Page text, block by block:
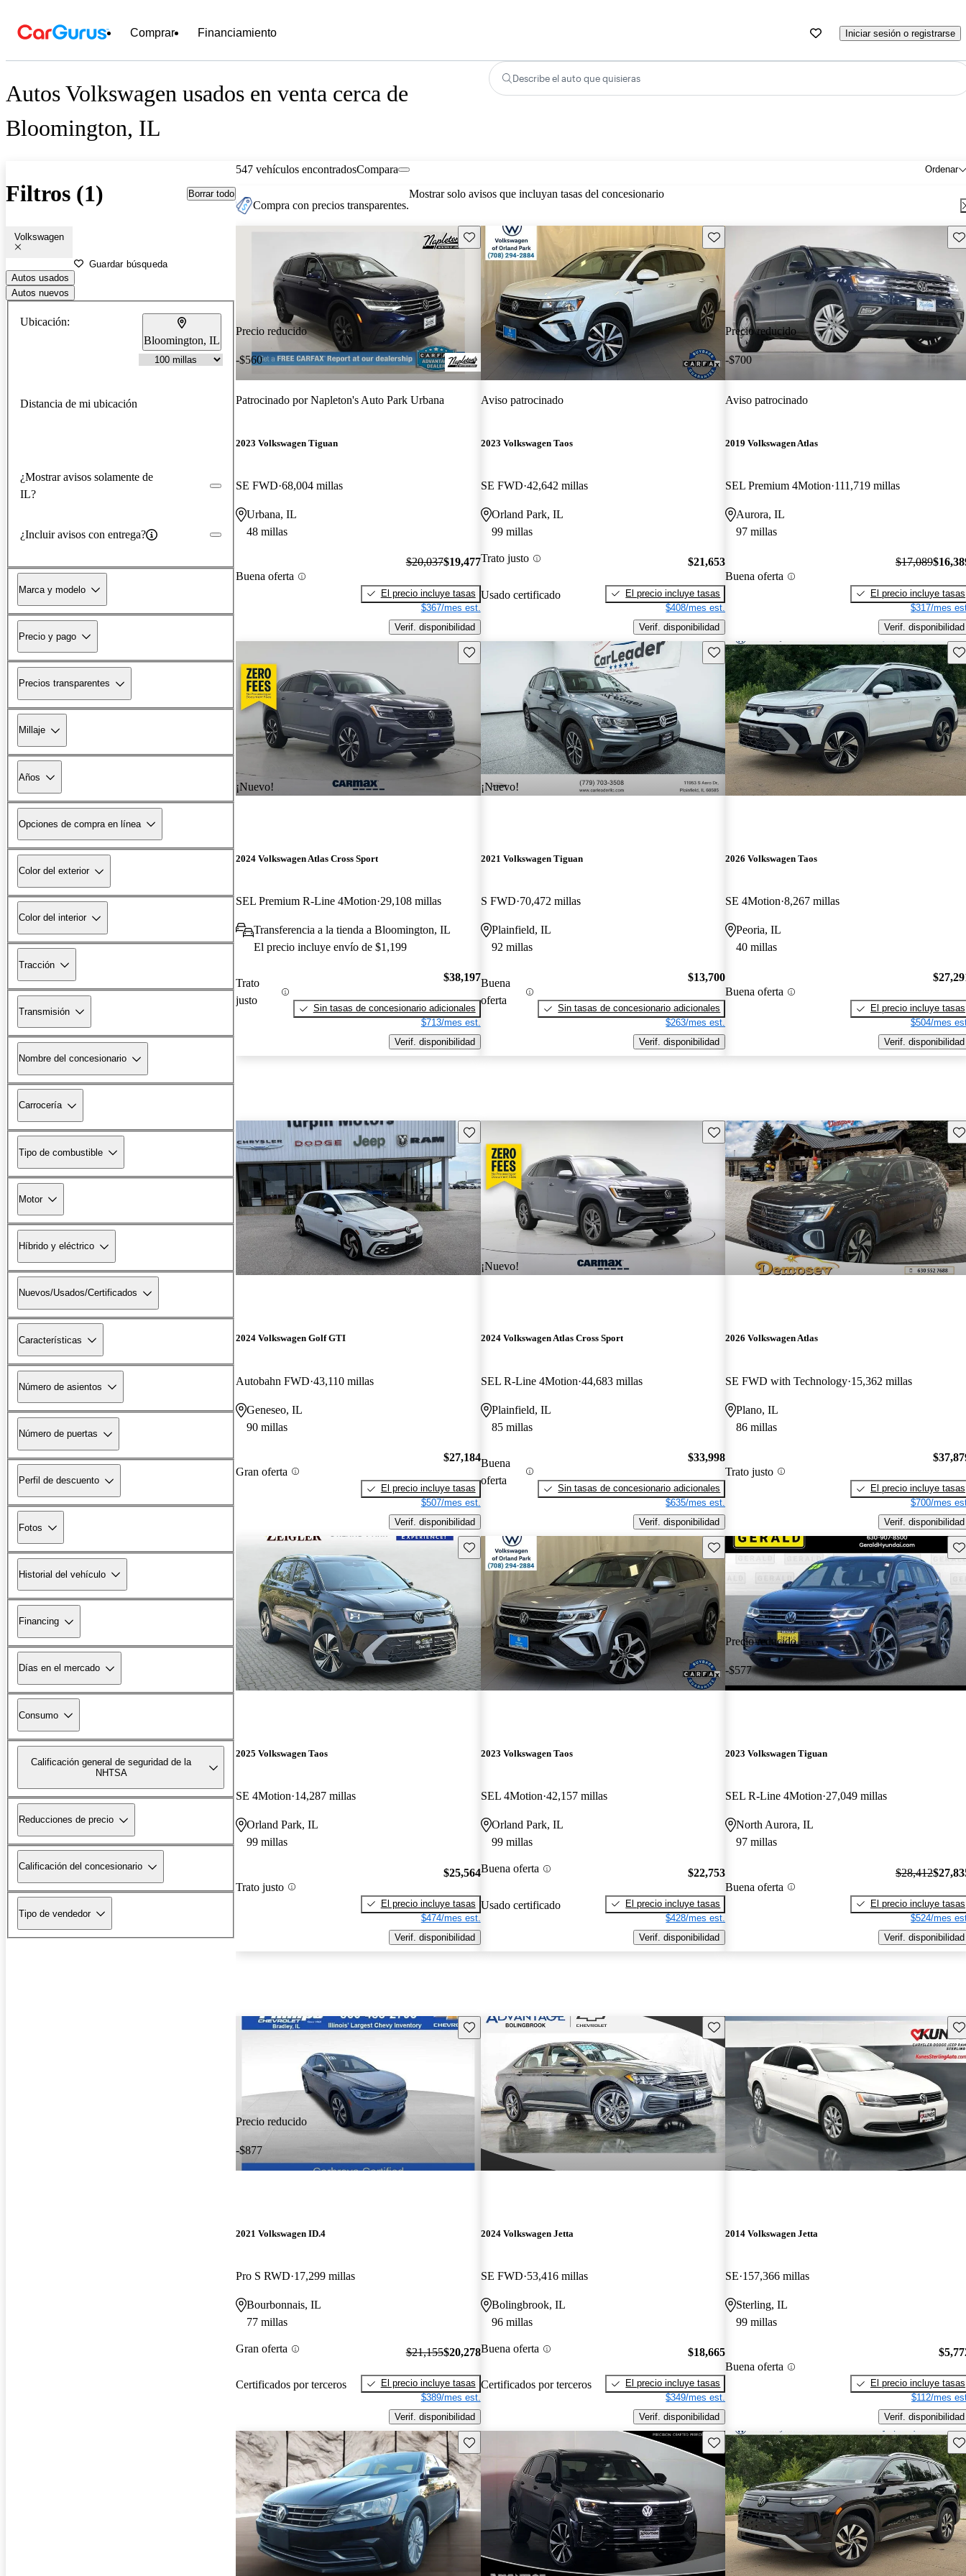
Comprar Financiamiento Iniciar sesión o registrarse
Autos Volkswagen usados en venta cerca de
Bloomington, IL
Describe el auto que quisieras
Filtros (1) Borrar todo
Volkswagen
Guardar búsqueda
Autos usados
Autos nuevos
Ubicación:
Bloomington, IL
Distancia de mi ubicación
¿Mostrar avisos solamente de
IL?
¿Incluir avisos con entrega?
Marca y modelo
Precio y pago
Precios transparentes
Millaje
Años
Opciones de compra en línea
Color del exterior
Color del interior
Tracción
Transmisión
Nombre del concesionario
Carrocería
Tipo de combustible
Motor
Híbrido y eléctrico
Nuevos/Usados/Certificados
Características
Número de asientos
Número de puertas
Perfil de descuento
Fotos
Historial del vehículo
Financing
Días en el mercado
Consumo
Calificación general de seguridad de la
NHTSA
Reducciones de precio
Calificación del concesionario
Tipo de vendedor
547 vehículos encontrados Ordenar
Compara
Compra con precios transparentes.
Mostrar solo avisos que incluyan tasas del concesionario
Precio reducido
-$560
Guarda este Aviso
Patrocinado porNapleton's Auto Park Urbana
2023 Volkswagen Tiguan
SE FWD 68,004 millas
Urbana, IL
48 millas
Buena oferta
$20,037$19,477
El precio incluye tasas
$367/mes est.
Verif. disponibilidad
Guarda este Aviso
Aviso patrocinado
2023 Volkswagen Taos
SE FWD 42,642 millas
Orland Park, IL
99 millas
Trato justo
Usado certificado
$21,653
El precio incluye tasas
$408/mes est.
Verif. disponibilidad
Precio reducido
-$700
Aviso patrocinado
2019 Volkswagen Atlas
SEL Premium 4Motion 111,719 millas
Aurora, IL
97 millas
Buena oferta
$17,089
El precio incluye tasas
$317/mes
Verif. disponibilidad
¡Nuevo!
Guarda este Aviso
2024 Volkswagen Atlas Cross Sport
SEL Premium R-Line 4Motion 29,108 millas
Transferencia a la tienda a Bloomington, IL
El precio incluye envío de $1,199
Trato
justo
$38,197
Sin tasas de concesionario adicionales
$713/mes est.
Verif. disponibilidad
¡Nuevo!
Guarda este Aviso
2021 Volkswagen Tiguan
S FWD 70,472 millas
Plainfield, IL
92 millas
Buena
oferta
$13,700
Sin tasas de concesionario adicionales
$263/mes est.
Verif. disponibilidad
2026 Volkswagen Taos
SE 4Motion 8,267 millas
Peoria, IL
40 millas
Buena oferta
El precio incluye tasas
$504/mes
Verif. disponibilidad
Guarda este Aviso
2024 Volkswagen Golf GTI
Autobahn FWD 43,110 millas
Geneseo, IL
90 millas
Gran oferta
$27,184
El precio incluye tasas
$507/mes est.
Verif. disponibilidad
¡Nuevo!
Guarda este Aviso
2024 Volkswagen Atlas Cross Sport
SEL R-Line 4Motion 44,683 millas
Plainfield, IL
85 millas
Buena
oferta
$33,998
Sin tasas de concesionario adicionales
$635/mes est.
Verif. disponibilidad
2026 Volkswagen Atlas
SE FWD with Technology 15,362 millas
Plano, IL
86 millas
Trato justo
El precio incluye tasas
$700/mes
Verif. disponibilidad
Guarda este Aviso
2025 Volkswagen Taos
SE 4Motion 14,287 millas
Orland Park, IL
99 millas
Trato justo
$25,564
El precio incluye tasas
$474/mes est.
Verif. disponibilidad
Guarda este Aviso
2023 Volkswagen Taos
SEL 4Motion 42,157 millas
Orland Park, IL
99 millas
Buena oferta
Usado certificado
$22,753
El precio incluye tasas
$428/mes est.
Verif. disponibilidad
Precio reducido
-$577
2023 Volkswagen Tiguan
SEL R-Line 4Motion 27,049 millas
North Aurora, IL
97 millas
Buena oferta
$28,412
El precio incluye tasas
$524/mes
Verif. disponibilidad
Precio reducido
-$877
Guarda este Aviso
2021 Volkswagen ID.4
Pro S RWD 17,299 millas
Bourbonnais, IL
77 millas
Gran oferta
Certificados por terceros
$21,155$20,278
El precio incluye tasas
$389/mes est.
Verif. disponibilidad
Guarda este Aviso
2024 Volkswagen Jetta
SE FWD 53,416 millas
Bolingbrook, IL
96 millas
Buena oferta
Certificados por terceros
$18,665
El precio incluye tasas
$349/mes est.
Verif. disponibilidad
2014 Volkswagen Jetta
SE 157,366 millas
Sterling, IL
99 millas
Buena oferta
El precio incluye tasas
$112/mes
Verif. disponibilidad
Guarda este Aviso Guarda este Aviso